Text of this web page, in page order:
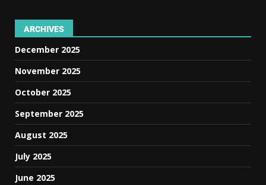
ARCHIVES
December 2025
November 2025
October 2025
September 2025
August 2025
July 2025
June 2025